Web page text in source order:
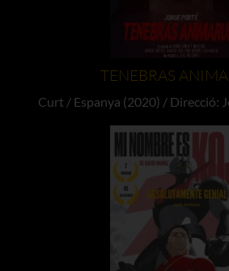
TENEBRAS
Curt / Espanya (2020) / Direcció: